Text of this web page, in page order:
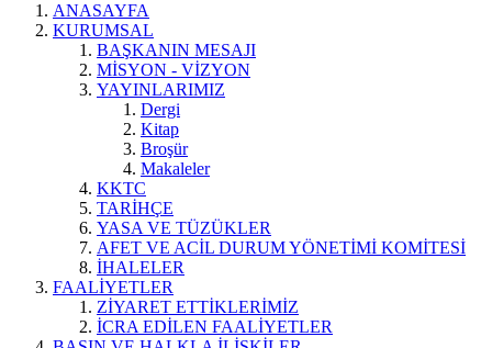
ANASAYFA
KURUMSAL
BAŞKANIN MESAJI
MİSYON - VİZYON
YAYINLARIMIZ
Dergi
Kitap
Broşür
Makaleler
KKTC
TARİHÇE
YASA VE TÜZÜKLER
AFET VE ACİL DURUM YÖNETİMİ KOMİTESİ
İHALELER
FAALİYETLER
ZİYARET ETTİKLERİMİZ
İCRA EDİLEN FAALİYETLER